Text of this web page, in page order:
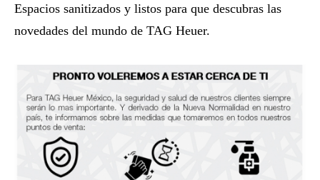
Espacios sanitizados y listos para que descubras las
novedades del mundo de TAG Heuer.